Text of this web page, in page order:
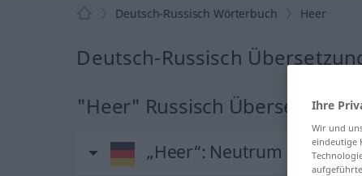
Deutsch-Russisch Wörterbuch Heer
Deutsch-Russisch
"Heer" Russisch Übersetzung
„Heer“: Neutrum
Ihre
Wir und
eindeutige